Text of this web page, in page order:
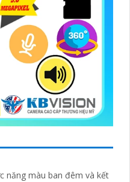
năng màu ban đêm và kết